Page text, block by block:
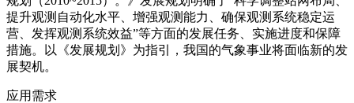
提升观测自动化水平、增强观测能力、确保观测系统稳定运
营、发挥观测系统效益”等方面的发展任务、实施进度和保障
措施。以《发展规划》为指引，我国的气象事业将面临新的发
展契机。
应用需求